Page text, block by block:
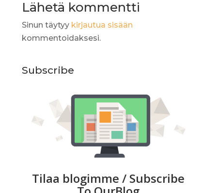
Lähetä kommentti
Sinun täytyy kirjautua sisään
kommentoidaksesi.
Subscribe
Tilaa blogimme / Subscribe